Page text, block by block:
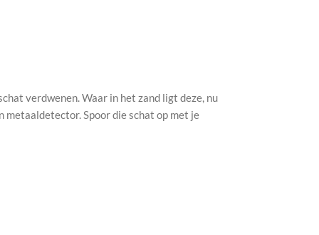
verdwenen. Waar in het zand ligt deze, nu
metaaldetector. Spoor die schat op met je